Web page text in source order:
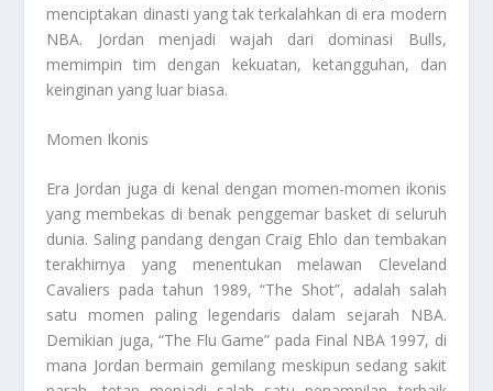
menciptakan dinasti yang tak terkalahkan di era modern
NBA. Jordan menjadi wajah dari dominasi Bulls,
memimpin tim dengan kekuatan, ketangguhan, dan
keinginan yang luar biasa.
Momen Ikonis
Era Jordan juga di kenal dengan momen-momen ikonis
yang membekas di benak penggemar basket di seluruh
dunia. Saling pandang dengan Craig Ehlo dan tembakan
terakhirnya yang menentukan melawan Cleveland
Cavaliers pada tahun 1989, “The Shot”, adalah salah
satu momen paling legendaris dalam sejarah NBA.
Demikian juga, “The Flu Game” pada Final NBA 1997, di
mana Jordan bermain gemilang meskipun sedang sakit